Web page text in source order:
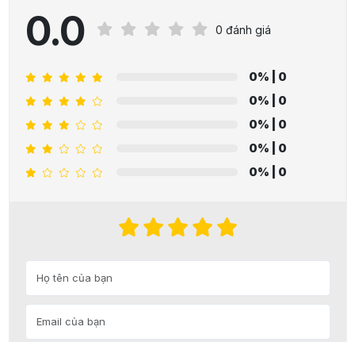
0.0 0 đánh giá
0% | 0
0% | 0
0% | 0
0% | 0
0% | 0